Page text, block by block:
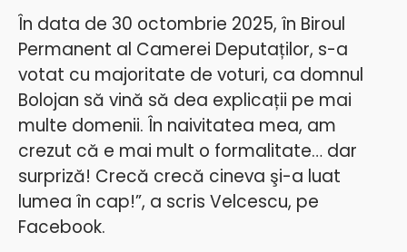
În data de 30 octombrie 2025, în Biroul
Permanent al Camerei Deputaților, s-a
votat cu majoritate de voturi, ca domnul
Bolojan să vină să dea explicații pe mai
multe domenii. În naivitatea mea, am
crezut că e mai mult o formalitate… dar
surpriză! Crecă crecă cineva şi-a luat
lumea în cap!”, a scris Velcescu, pe
Facebook.